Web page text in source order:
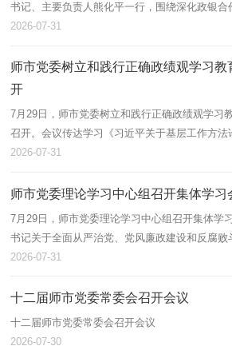
书记、主要负责人熊化平一行，围绕深化政银
质量发展、实现互利共赢等方面座谈交流，凝聚
2026-07-31
师市党委树立和践行正确政绩观学习教
开
7月29日，师市党委树立和践行正确政绩观学习
召开。会议传达学习《习近平关于基层工作方
基层工作方法的重要论述学习读本》精神，抓实
2026-07-31
师市党委理论学习中心组召开集体学习
7月29日，师市党委理论学习中心组召开集体学
书记关于全面从严治党、党风廉政建设和反腐
进师市全面从严治党，抓实抓细党风廉政建设和
2026-07-31
十二届师市党委常委会召开会议
十二届师市党委常委会召开会议
2026-07-30